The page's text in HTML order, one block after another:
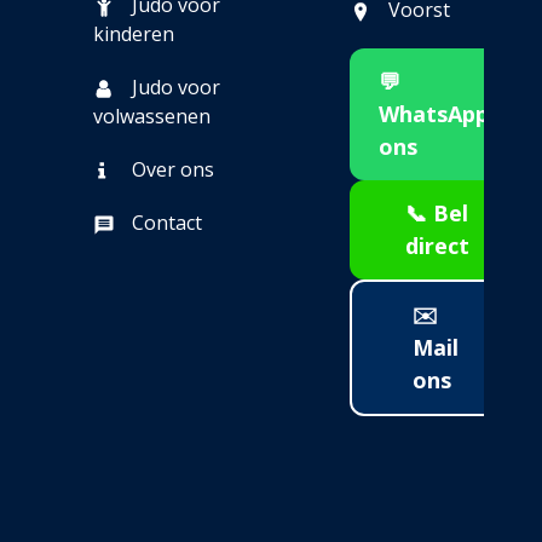
kinderen
Judo voor
volwassenen
Over ons
Contact
Voorst
💬
WhatsApp
ons
📞 Bel
direct
✉️
Mail
ons